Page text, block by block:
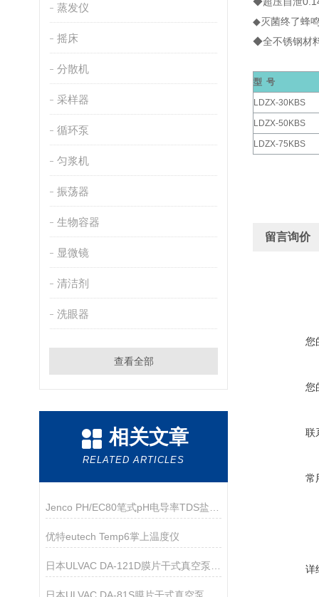
蒸发仪
摇床
分散机
采样器
循环泵
匀浆机
振荡器
生物容器
显微镜
清洁剂
洗眼器
查看全部
相关文章
RELATED ARTICLES
优特eutech Temp6掌上温度仪
◆灭菌终了蜂
◆全不锈钢材
型 号
LDZX-30KBS
LDZX-50KBS
LDZX-75KBS
留言询价
您
您
联
常
详